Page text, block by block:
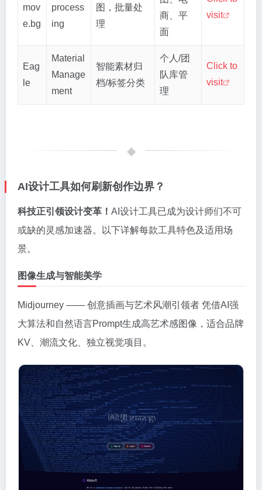
mov
e.bg
process
ing
图，批量处
理
商、平
面
visit
Eag
le
Material
Manage
ment
智能素材归
档/标签分类
个人/团
队库管
理
Click to
visit
AI设计工具如何刷新创作边界？
科技正引领设计变革！ AI设计工具已成为设计师们不可
或缺的灵感加速器。以下详解每款工具特色及适用场
景。
图像生成与智能美学
Midjourney —— 创意插画与艺术风潮引领者 凭借AI强
大算法和自然语言Prompt生成高艺术感图像，适合品牌
KV、潮流文化、独立视觉项目。